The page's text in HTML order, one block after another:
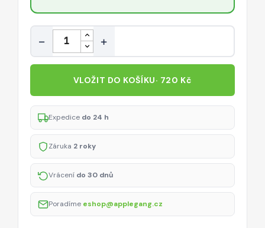
Množství
− +
VLOŽIT DO KOŠÍKU· 720 Kč
Expedice do 24 h
Záruka 2 roky
Vrácení do 30 dnů
Poradíme eshop@applegang.cz